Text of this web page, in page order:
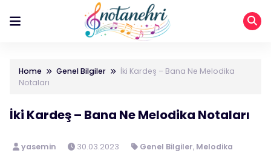
Home Genel Bilgiler
İki Kardeş – Bana Ne Melodika
Notaları
İki Kardeş – Bana Ne Melodika Notaları
yasemin 30.03.2023 Genel Bilgiler, Melodika